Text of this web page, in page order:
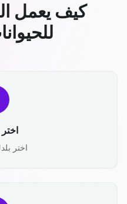
كيف يعمل
اختر